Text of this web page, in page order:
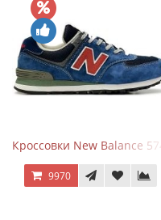
Кроссовки New Balance
9970